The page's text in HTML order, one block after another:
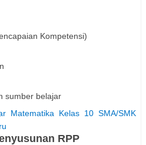
Kompetensi)
sumber belajar
Matematika Kelas 10 SMA/SMK
RPP